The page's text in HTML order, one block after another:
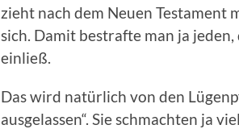
zieht nach dem Neuen Testament
sich. Damit bestrafte man ja
einließ.
Das wird natürlich von den
ausgelassen“. Sie schmachten ja